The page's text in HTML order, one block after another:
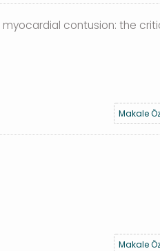
contusion: the
Makale
Makale